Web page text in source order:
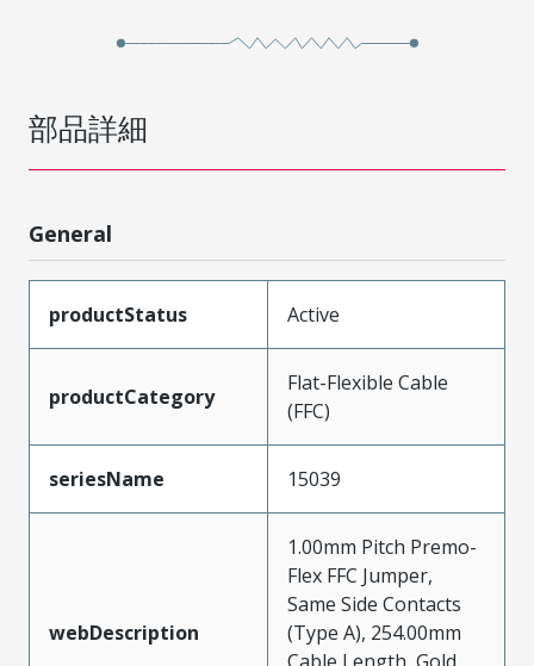
部品詳細
General
productStatus Active
productCategory
Flat-Flexible Cable
(FFC)
seriesName 15039
webDescription
1.00mm Pitch Premo-
Flex FFC Jumper,
Same Side Contacts
(Type A), 254.00mm